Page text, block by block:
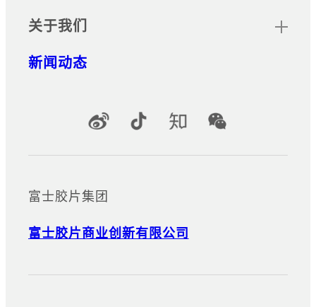
关于我们
新闻动态
官方社交媒体账号
富士胶片集团
富士胶片商业创新有限公司